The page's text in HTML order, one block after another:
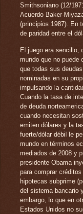
Smithsoniano (12/
Acuerdo Baker-
(principios 1987). En
de paridad entre el
El juego era sencillo,
mundo que no puede
que todas sus
nominadas en su
impulsando la
Cuando la tasa de
de deuda
cuando necesitan
emiten dólares y la
fuerte/dólar débil le
mundo en términos
mediados de 2008 y
presidente Obama
para comprar
hipotecas subprime
del sistema bancario
embargo, lo que en
Estados Unidos no